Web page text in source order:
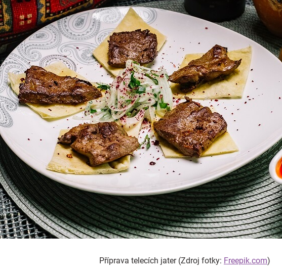
Příprava telecích jater (Zdroj fotky: Freepik.com)